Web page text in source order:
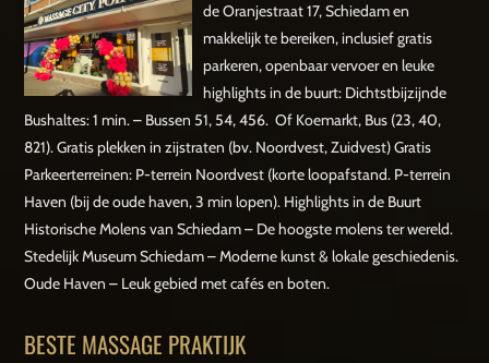
de Oranjestraat 17, Schiedam en
makkelijk te bereiken, inclusief gratis
parkeren, openbaar vervoer en leuke
highlights in de buurt: Dichtstbijzijnde
Bushaltes: 1 min. – Bussen 51, 54, 456. Of Koemarkt, Bus (23, 40,
821). Gratis plekken in zijstraten (bv. Noordvest, Zuidvest) Gratis
Parkeerterreinen: P-terrein Noordvest (korte loopafstand. P-terrein
Haven (bij de oude haven, 3 min lopen). Highlights in de Buurt
Historische Molens van Schiedam – De hoogste molens ter wereld.
Stedelijk Museum Schiedam – Moderne kunst & lokale geschiedenis.
Oude Haven – Leuk gebied met cafés en boten.
BESTE MASSAGE PRAKTIJK